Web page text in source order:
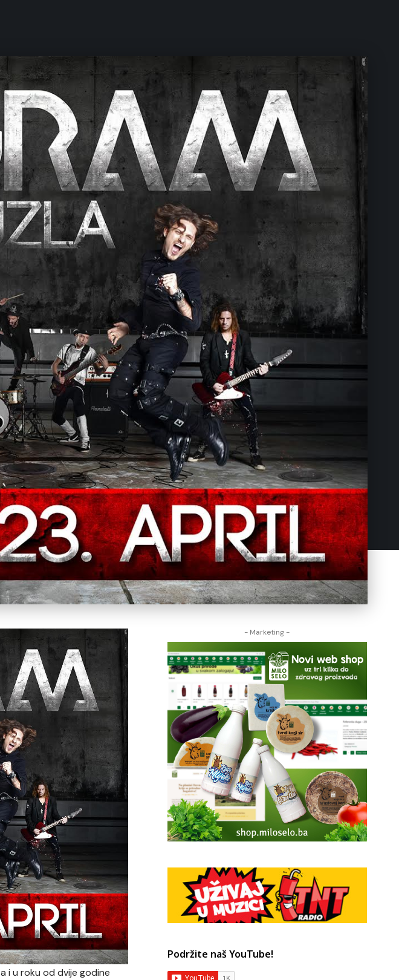
i u roku od dvije godine
- Marketing -
Podržite naš YouTube!